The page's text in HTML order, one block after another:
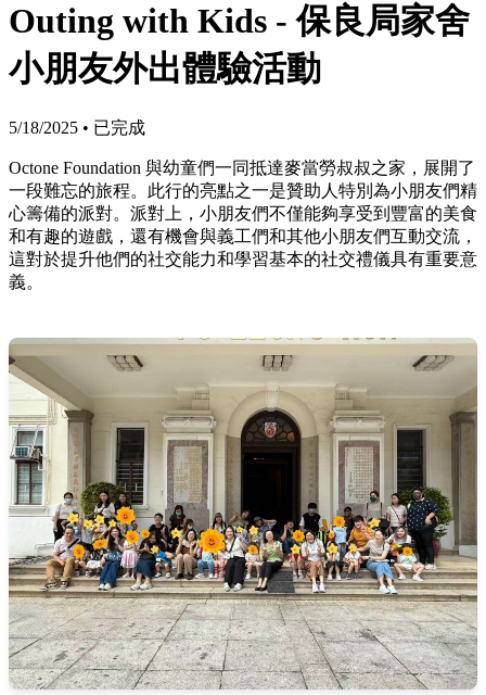
Outing with Kids - 保良局家舍
小朋友外出體驗活動
5/18/2025 • 已完成
Octone Foundation 與幼童們一同抵達麥當勞叔叔之家，展開了
一段難忘的旅程。此行的亮點之一是贊助人特別為小朋友們精
心籌備的派對。派對上，小朋友們不僅能夠享受到豐富的美食
和有趣的遊戲，還有機會與義工們和其他小朋友們互動交流，
這對於提升他們的社交能力和學習基本的社交禮儀具有重要意
義。